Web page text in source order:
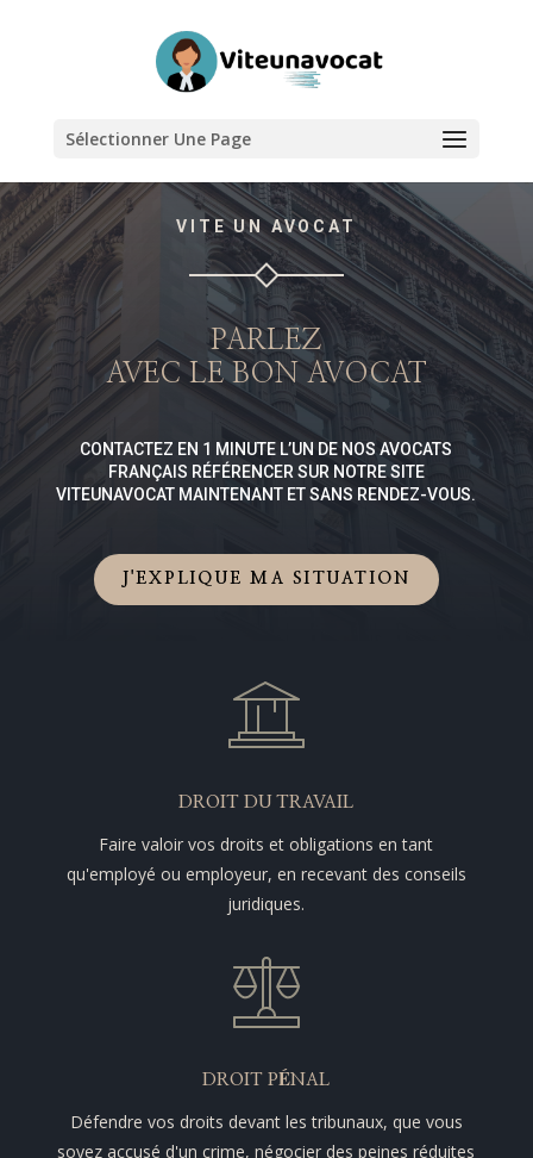
Sélectionner Une Page
VITE UN AVOCAT
PARLEZ
AVEC LE BON AVOCAT
CONTACTEZ EN 1 MINUTE L’UN DE NOS AVOCATS
FRANÇAIS RÉFÉRENCER SUR NOTRE SITE
VITEUNAVOCAT MAINTENANT ET SANS RENDEZ-VOUS.
J'EXPLIQUE MA SITUATION
DROIT DU TRAVAIL
Faire valoir vos droits et obligations en tant
qu'employé ou employeur, en recevant des conseils
juridiques.
DROIT PÉNAL
Défendre vos droits devant les tribunaux, que vous
soyez accusé d'un crime, négocier des peines réduites